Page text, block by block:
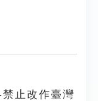
止改作臺灣